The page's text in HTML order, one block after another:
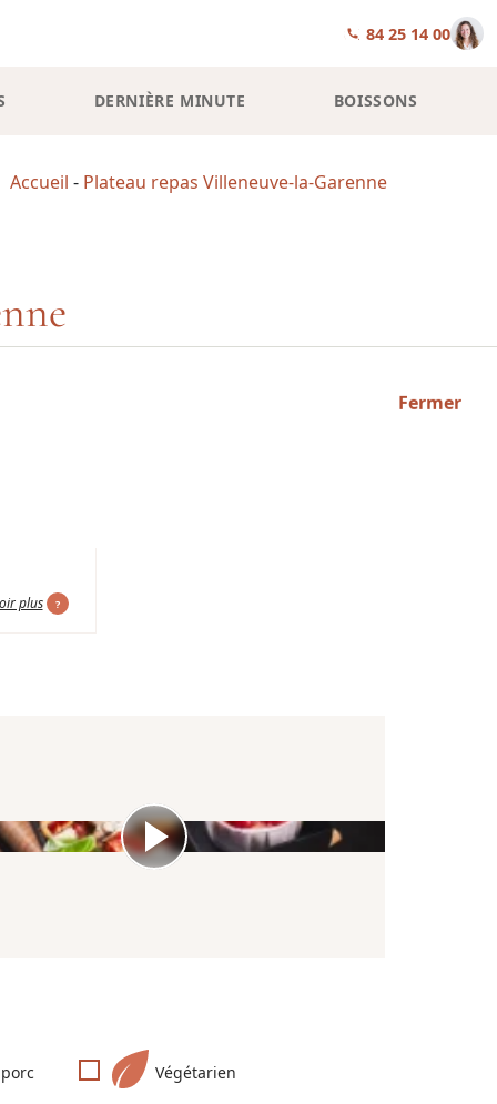
01 84 25 14 00
Fermer
DERNIÈRE MINUTE BOISSONS
Accueil - Plateau repas Villeneuve-la-Garenne
plus ?
Végétarien